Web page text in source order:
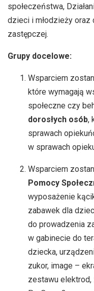
społeczeństwa,
dzieci i młodzieży
zastępczej.
Grupy docelowe:
Wsparciem
które wymagają
społeczne czy
dorosłych osób,
sprawach
w sprawach
Wsparciem
Pomocy
wyposażenie
zabawek dla
do prowadzenia
w gabinecie do
dziecka,
zukor, image –
zestawu